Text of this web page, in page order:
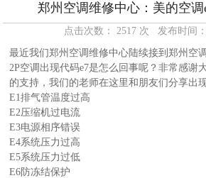
郑州空调维修中心：美的空
点击次数： 2517 次 发布时间
最近我们郑州空调维修中心陆续接到郑州空
2P空调出现代码e7是怎么回事呢？非常感谢
的支持，我们的老师在这里和朋友们分享出
E1排气管温度过高
E2压缩机过电流
E3电源相序错误
E4系统压力过高
E5系统压力过低
E6防冻结保护